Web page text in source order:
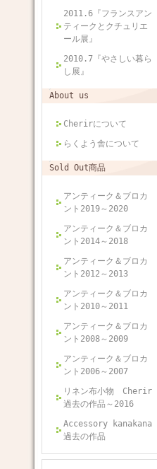
2011.6『フランスアン
ティークとクチュリエ
ール展』
2010.7『やさしい暮ら
し展』
About us
Cherirについて
らくよう舎について
Sold Out商品
アンティーク＆ブロカ
ント2019～2020
アンティーク＆ブロカ
ント2014～2018
アンティーク＆ブロカ
ント2012～2013
アンティーク＆ブロカ
ント2010～2011
アンティーク＆ブロカ
ント2008～2009
アンティーク＆ブロカ
ント2006～2007
リネン布小物 Cherir
過去の作品～2016
Accessory kanakana
過去の作品